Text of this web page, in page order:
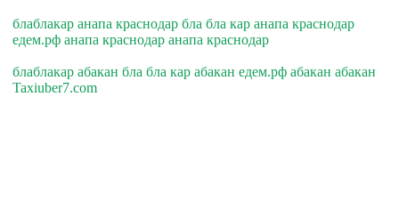
блаблакар анапа краснодар бла бла кар анапа краснодар
едем.рф анапа краснодар анапа краснодар
блаблакар абакан бла бла кар абакан едем.рф абакан абакан
Taxiuber7.com